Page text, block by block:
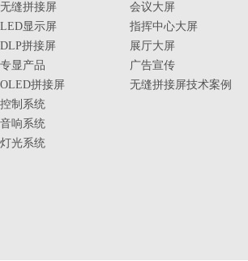
无缝拼接屏
LED显示屏
DLP拼接屏
专显产品
OLED拼接屏
控制系统
音响系统
灯光系统
会议大屏
指挥中心大屏
展厅大屏
广告宣传
无缝拼接屏技术案例